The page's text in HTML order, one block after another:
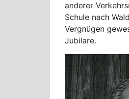
anderer
Schule nach
Vergnügen
Jubilare.